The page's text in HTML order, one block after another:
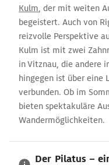
Kulm, der mit weiten
begeistert. Auch von
reizvolle Perspektive
Kulm ist mit zwei
in Vitznau, die andere
hingegen ist über eine
verbunden. Ob im
bieten spektakuläre
Wandermöglichkeiten.
Der Pilatus –